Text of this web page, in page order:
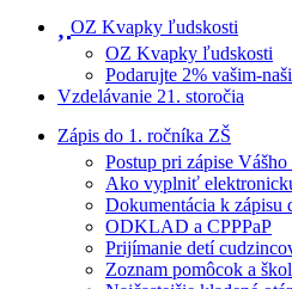
OZ Kvapky ľudskosti
OZ Kvapky ľudskosti
Podarujte 2% vašim-
Vzdelávanie 21. storočia
Zápis do 1. ročníka ZŠ
Postup pri zápise
Ako vyplniť
Dokumentácia k
ODKLAD a CPPPaP
Prijímanie detí
Zoznam pomôcok a